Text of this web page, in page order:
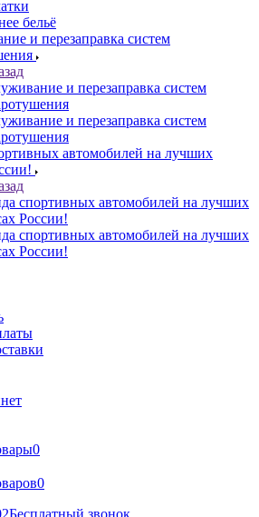
бельё
и перезаправка систем
и перезаправка систем
и перезаправка систем
автомобилей на лучших
спортивных автомобилей на лучших
России!
спортивных автомобилей на лучших
России!
0
0
Бесплатный звонок